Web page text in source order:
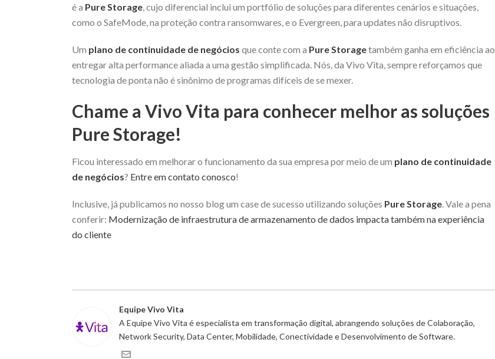
é a Pure Storage , cujo diferencial inclui um portfólio de soluções para diferentes cenários e situações,
como o SafeMode, na proteção contra ransomwares, e o Evergreen, para updates não disruptivos.
Um plano de continuidade de negócios que conte com a Pure Storagetambém ganha em eficiência ao
entregar alta performance aliada a uma gestão simplificada. Nós, da Vivo Vita, sempre reforçamos que
tecnologia de ponta não é sinônimo de programas difíceis de se mexer.
Chame a Vivo Vita para conhecer melhor as soluções
Pure Storage!
Ficou interessado em melhorar o funcionamento da sua empresa por meio de um plano de continuidade
de negócios? Entre em contato conosco!
Inclusive, já publicamos no nosso blog um case de sucesso utilizando soluções Pure Storage . Vale a pena
conferir: Modernização de infraestrutura de armazenamento de dados impacta também na experiência
do cliente
Equipe Vivo Vita
A Equipe Vivo Vita é especialista em transformação digital, abrangendo soluções de Colaboração,
Network Security, Data Center, Mobilidade, Conectividade e Desenvolvimento de Software.